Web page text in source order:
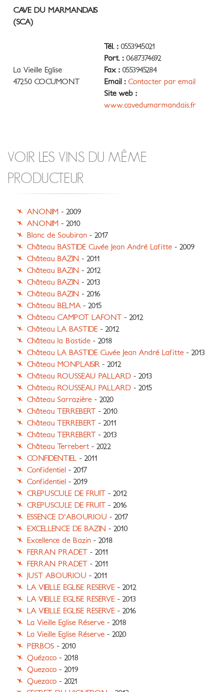
CAVE DU MARMANDAIS
(SCA)
La Vieille Eglise
47250 COCUMONT
Tél. : 0553945021
Port. : 0687374692
Fax : 0553945284
Email : Contacter par email
Site web :
www.cavedumarmandais.fr
VOIR LES VINS DU MÊME
PRODUCTEUR
ANONIM - 2009
ANONIM - 2010
Blanc de Soubiran - 2017
Château BASTIDE Cuvée Jean André Lafitte - 2009
Château BAZIN - 2011
Château BAZIN - 2012
Château BAZIN - 2013
Château BAZIN - 2016
Château BELMA - 2015
Château CAMPOT LAFONT - 2012
Château LA BASTIDE - 2012
Château la Bastide - 2018
Château LA BASTIDE Cuvée Jean André Lafitte - 2013
Château MONPLAISIR - 2012
Château ROUSSEAU PALLARD - 2013
Château ROUSSEAU PALLARD - 2015
Château Sarrazière - 2020
Château TERREBERT - 2010
Château TERREBERT - 2011
Château TERREBERT - 2013
Château Terrebert - 2022
CONFIDENTIEL - 2011
Confidentiel - 2017
Confidentiel - 2019
CREPUSCULE DE FRUIT - 2012
CREPUSCULE DE FRUIT - 2016
ESSENCE D'ABOURIOU - 2017
EXCELLENCE DE BAZIN - 2010
Excellence de Bazin - 2018
FERRAN PRADET - 2011
FERRAN PRADET - 2011
JUST ABOURIOU - 2011
LA VIEILLE EGLISE RESERVE - 2012
LA VIEILLE EGLISE RESERVE - 2013
LA VIEILLE EGLISE RESERVE - 2016
La Vieille Eglise Réserve - 2018
La Vieille Eglise Réserve - 2020
PERBOS - 2010
Quézaco - 2018
Quezaco - 2019
Quezaco - 2021